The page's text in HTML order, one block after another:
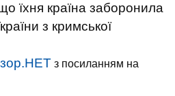
їхня країна заборонила
з кримської
з посиланням на